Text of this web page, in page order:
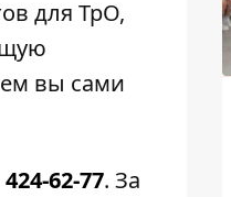
для ТрО,
вы сами
62-77. За